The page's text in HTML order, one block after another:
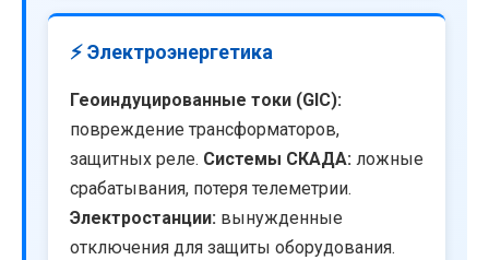
⚡ Электроэнергетика
Геоиндуцированные токи (GIC):
повреждение трансформаторов,
защитных реле. Системы СКАДА: ложные
срабатывания, потеря телеметрии.
Электростанции: вынужденные
отключения для защиты оборудования.